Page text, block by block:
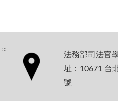
:::
法務部司法官
址：10671 台
號